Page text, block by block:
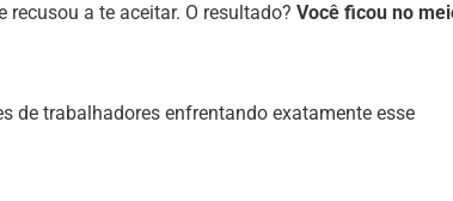
a te aceitar. O resultado? Você ficou no
de trabalhadores enfrentando exatamente esse